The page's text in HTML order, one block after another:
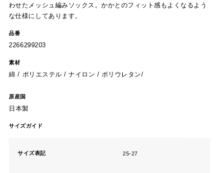
わせたメッシュ編みソックス。かかとのフィット感もよくなるよう
な仕様にしてあります。
品番
2266299203
素材
綿 / ポリエステル / ナイロン / ポリウレタン/
原産国
日本製
サイズガイド
サイズ表記 25-27